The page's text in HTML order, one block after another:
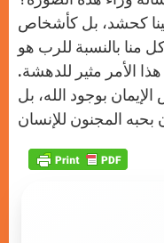
كحشد، بل كأشخاص
منا بالنسبة للرب هو
الأمر مثير للدهشة.
بوجود الله، بل